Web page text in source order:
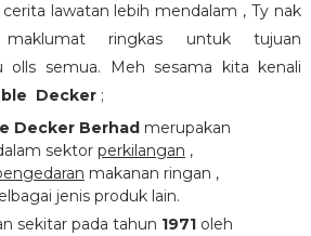
lawatan lebih mendalam , Ty nak
ringkas untuk tujuan
olls semua. Meh sesama kita kenali
Decker;
Decker Berhadmerupakan
sektor perkilangan ,
makanan ringan ,
jenis produk lain.
sekitar pada tahun 1971oleh